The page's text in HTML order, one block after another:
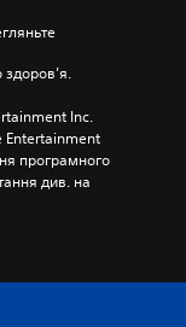
Inc.
Entertainment
програмного
див. на